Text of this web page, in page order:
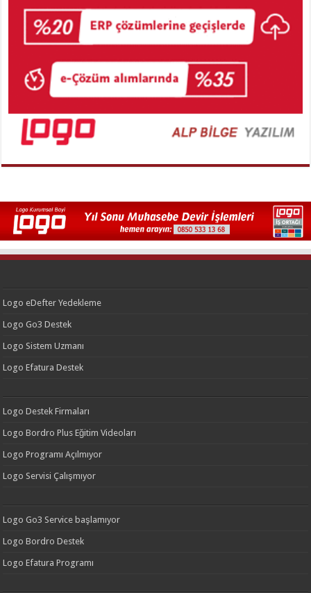
Logo eDefter Yedekleme
Logo Go3 Destek
Logo Sistem Uzmanı
Logo Efatura Destek
Logo Destek Firmaları
Logo Bordro Plus Eğitim Videoları
Logo Programı Açılmıyor
Logo Servisi Çalışmıyor
Logo Go3 Service başlamıyor
Logo Bordro Destek
Logo Efatura Programı